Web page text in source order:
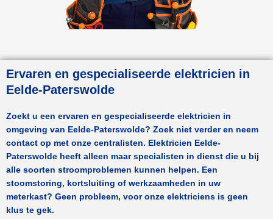
Ervaren en gespecialiseerde elektricien in
Eelde-Paterswolde
Zoekt u een ervaren en gespecialiseerde elektricien in
omgeving van Eelde-Paterswolde? Zoek niet verder en neem
contact op met onze centralisten. Elektricien Eelde-
Paterswolde heeft alleen maar specialisten in dienst die u bij
alle soorten stroomproblemen kunnen helpen. Een
stoomstoring, kortsluiting of werkzaamheden in uw
meterkast? Geen probleem, voor onze elektriciens is geen
klus te gek.